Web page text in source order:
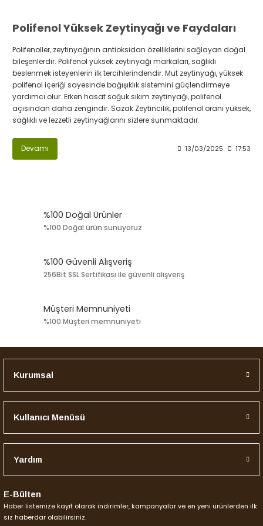
Polifenol Yüksek Zeytinyağı ve Faydaları
Polifenoller, zeytinyağının antioksidan özelliklerini sağlayan doğal
bileşenlerdir. Polifenol yüksek zeytinyağı markaları, sağlıklı
beslenmek isteyenlerin ilk tercihlerindendir. Mut zeytinyağı, yüksek
polifenol içeriği sayesinde bağışıklık sistemini güçlendirmeye
yardımcı olur. Erken hasat soğuk sıkım zeytinyağı, polifenol
açısından daha zengindir. Sazak Zeytincilik, polifenol oranı yüksek,
sağlıklı ve lezzetli zeytinyağlarını sizlere sunmaktadır.
Devamı 13/03/2025 17:53
%100 Doğal Ürünler
%100 Doğal ürün sunuyoruz
%100 Güvenli Alışveriş
256Bit SSL Sertifikası ile güvenli alışveriş
Müşteri Memnuniyeti
%100 Müşteri memnuniyeti
Kurumsal
Kullanıcı Menüsü
Yardım
E-Bülten
Haber listemize kayıt olarak indirimler, kampanyalar ve en yeni ürünlerden ilk
siz haberdar olabilirsiniz.